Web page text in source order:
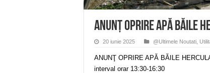
ANUNŢ OPRIRE APĂ BĂILE
20 iunie 2025 @Ultimele Noutati
ANUNŢ OPRIRE APĂ BĂILE
interval orar 13:30-16:30